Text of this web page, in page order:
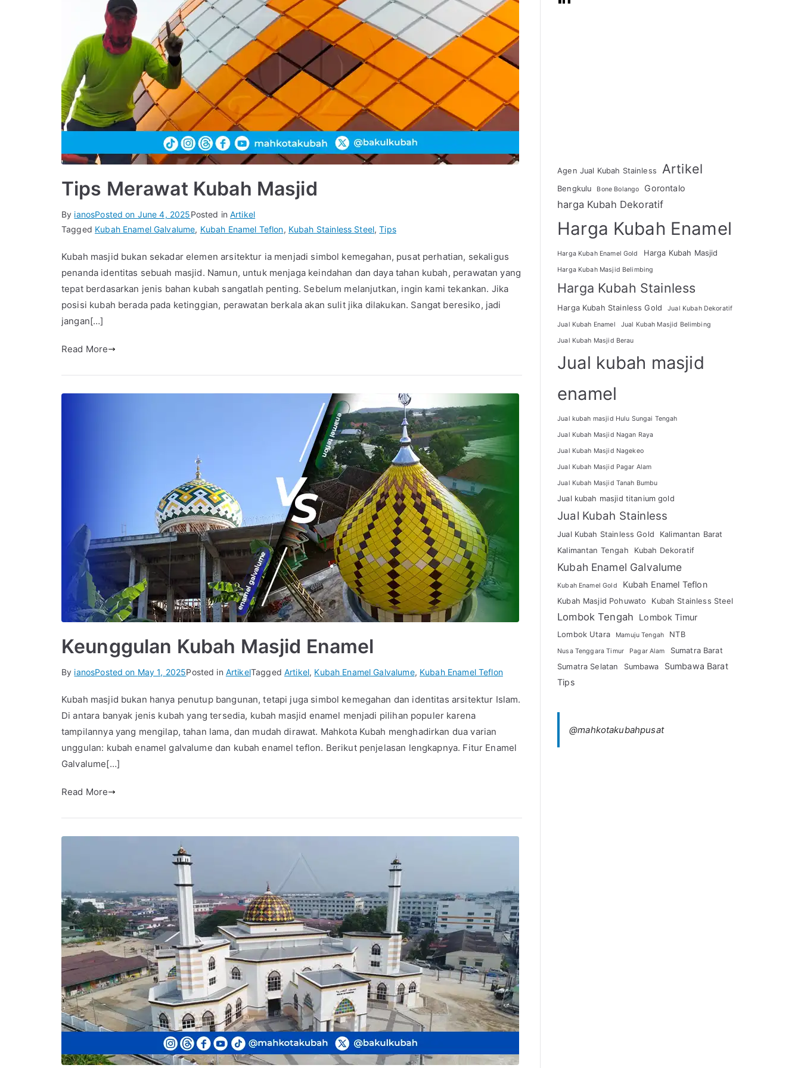
Tips Merawat Kubah Masjid
By ianosPosted on June 4, 2025Posted inArtikel
Tagged Kubah Enamel Galvalume, Kubah Enamel Teflon, Kubah Stainless Steel,Tips
Kubah masjid bukan sekadar elemen arsitektur ia menjadi simbol kemegahan, pusat perhatian, sekaligus
penanda identitas sebuah masjid. Namun, untuk menjaga keindahan dan daya tahan kubah, perawatan yang
tepat berdasarkan jenis bahan kubah sangatlah penting. Sebelum melanjutkan, ingin kami tekankan. Jika
posisi kubah berada pada ketinggian, perawatan berkala akan sulit jika dilakukan. Sangat beresiko, jadi
jangan[…]
Read More
Keunggulan Kubah Masjid Enamel
By ianosPosted on May 1, 2025Posted in ArtikelTaggedArtikel, Kubah Enamel Galvalume, Kubah Enamel Teflon
Kubah masjid bukan hanya penutup bangunan, tetapi juga simbol kemegahan dan identitas arsitektur Islam.
Di antara banyak jenis kubah yang tersedia, kubah masjid enamel menjadi pilihan populer karena
tampilannya yang mengilap, tahan lama, dan mudah dirawat. Mahkota Kubah menghadirkan dua varian
unggulan: kubah enamel galvalume dan kubah enamel teflon. Berikut penjelasan lengkapnya. Fitur Enamel
Galvalume[…]
Read More
Agen Jual Kubah Stainless Artikel
Bengkulu Bone Bolango Gorontalo
harga Kubah Dekoratif
Harga Kubah Enamel
Harga Kubah Enamel Gold Harga Kubah Masjid
Harga Kubah Masjid Belimbing
Harga Kubah Stainless
Harga Kubah Stainless Gold Jual Kubah Dekoratif
Jual Kubah Enamel Jual Kubah Masjid Belimbing
Jual Kubah Masjid Berau
Jual kubah masjid
enamel
Jual kubah masjid Hulu Sungai Tengah
Jual Kubah Masjid Nagan Raya
Jual Kubah Masjid Nagekeo
Jual Kubah Masjid Pagar Alam
Jual Kubah Masjid Tanah Bumbu
Jual kubah masjid titanium gold
Jual Kubah Stainless
Jual Kubah Stainless Gold
Kalimantan Barat
Kalimantan Tengah
Kubah Dekoratif
Kubah Enamel Galvalume
Kubah Enamel Gold Kubah Enamel Teflon
Kubah Masjid Pohuwato Kubah Stainless Steel
Lombok Tengah Lombok Timur
Lombok Utara Mamuju Tengah NTB
Nusa Tenggara Timur Pagar Alam
Sumatra Barat
Sumatra Selatan
Sumbawa
Sumbawa Barat
Tips
@mahkotakubahpusat